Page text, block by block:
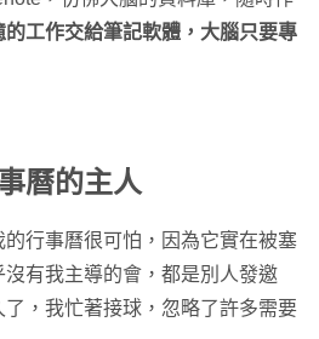
的工作交給筆記軟體，大腦只要專
曆的主人
行事曆很可怕，因為它實在被塞
有我主導的會，都是別人發邀
，我忙著接球，忽略了許多需要